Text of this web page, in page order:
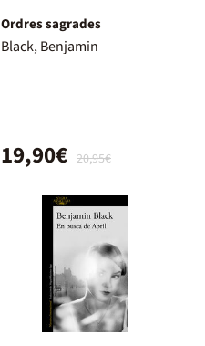
Ordres sagrades
Black, Benjamin
20,95€
19,90€